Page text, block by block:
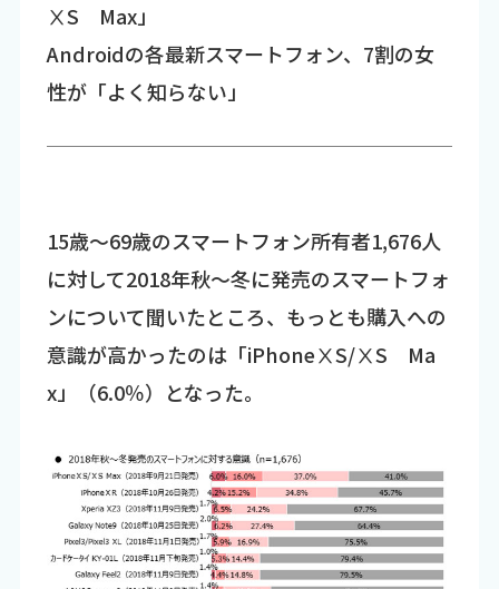
ⅩS Max」
Androidの各最新スマートフォン、7割の女
性が「よく知らない」
15歳～69歳のスマートフォン所有者1,676人
に対して2018年秋～冬に発売のスマートフォ
ンについて聞いたところ、もっとも購入への
意識が高かったのは「iPhoneⅩS/ⅩS Ma
x」（6.0％）となった。